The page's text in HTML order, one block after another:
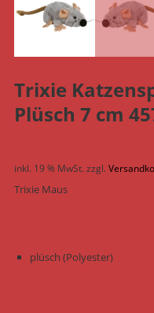
Trixie
Plüsch 7 cm
inkl. 19 % MwSt.zzgl.
Trixie Maus
plüsch (Polyester)